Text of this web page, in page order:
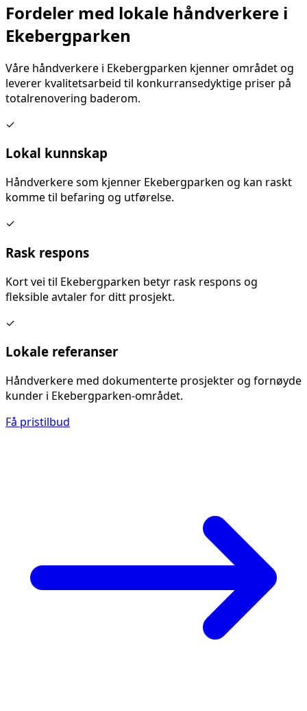
Fordeler med lokale håndverkere i
Ekebergparken
Våre håndverkere i Ekebergparken kjenner området og
leverer kvalitetsarbeid til konkurransedyktige priser på
totalrenovering baderom.
✓
Lokal kunnskap
Håndverkere som kjenner Ekebergparken og kan raskt
komme til befaring og utførelse.
✓
Rask respons
Kort vei til Ekebergparken betyr rask respons og
fleksible avtaler for ditt prosjekt.
✓
Lokale referanser
Håndverkere med dokumenterte prosjekter og fornøyde
kunder i Ekebergparken-området.
Få pristilbud